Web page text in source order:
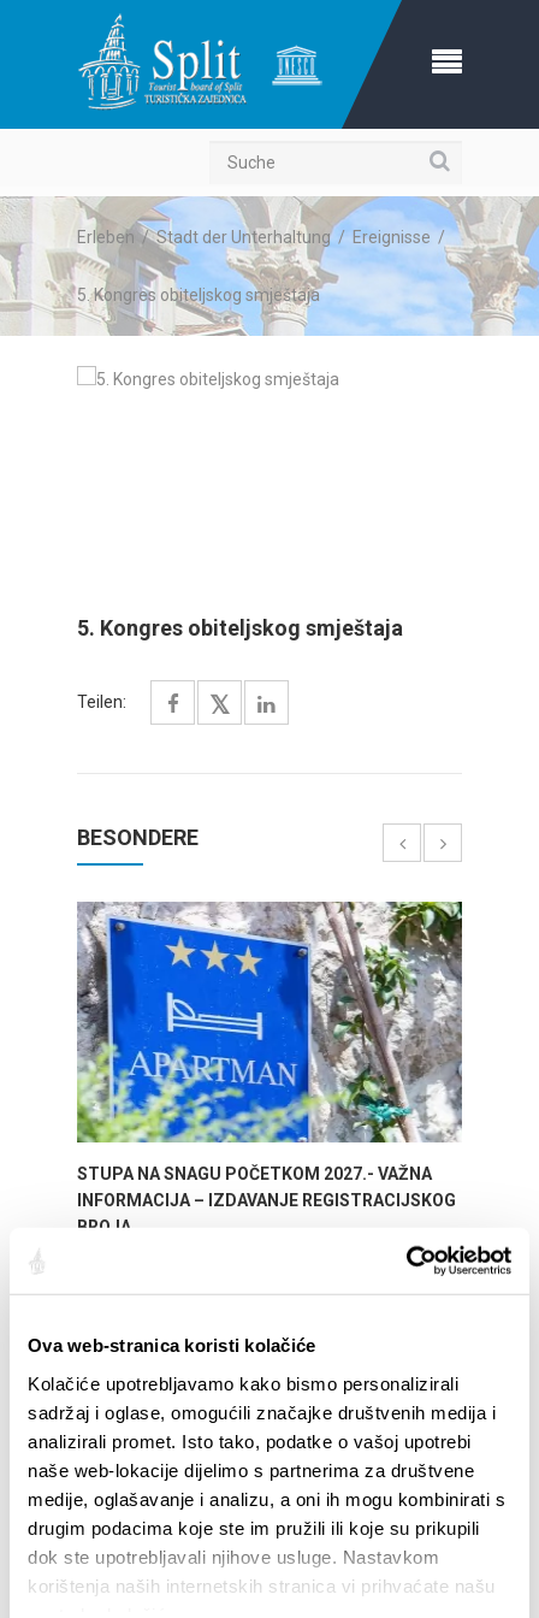
Ova web-stranica koristi kolačiće
Kolačiće upotrebljavamo kako bismo personalizirali
sadržaj i oglase, omogućili značajke društvenih medija i
analizirali promet. Isto tako, podatke o vašoj upotrebi
naše web-lokacije dijelimo s partnerima za društvene
medije, oglašavanje i analizu, a oni ih mogu kombinirati s
drugim podacima koje ste im pružili ili koje su prikupili
dok ste upotrebljavali njihove usluge. Nastavkom
korištenja naših internetskih stranica vi prihvaćate našu
Suche
Erleben /Stadt der Unterhaltung/ Ereignisse /
5. Kongres obiteljskog smještaja
5. Kongres obiteljskog smještaja
Teilen:
BESONDERE
STUPA NA SNAGU POČETKOM 2027.- VAŽNA
INFORMACIJA – IZDAVANJE REGISTRACIJSKOG
BROJA
EREIGNISSE
- 31.12.26
EVENT CALENDAR
14.07.26
- 14.08.26
72th SPLIT SUMMER